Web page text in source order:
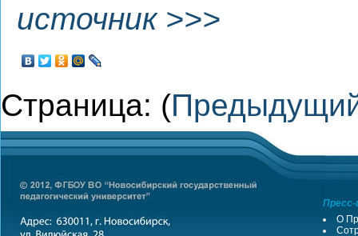
источник >>>
Страница: (
О